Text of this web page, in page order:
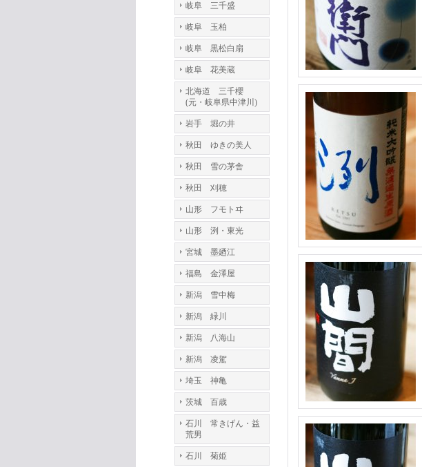
岐阜 三千盛
岐阜 玉柏
岐阜 黒松白扇
岐阜 花美蔵
北海道 三千櫻
(元・岐阜県中津川)
岩手 堀の井
秋田 ゆきの美人
秋田 雪の茅舎
秋田 刈穂
山形 フモトヰ
山形 洌・東光
宮城 墨廼江
福島 金澤屋
新潟 雪中梅
新潟 緑川
新潟 八海山
新潟 凌駕
埼玉 神亀
茨城 百歳
石川 常きげん・益
荒男
石川 菊姫